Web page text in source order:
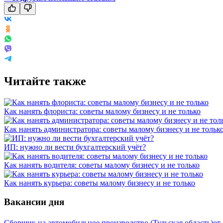
Читайте также
Как нанять флориста: советы малому бизнесу и не только
Как нанять администратора: советы малому бизнесу и не
ИП: нужно ли вести бухгалтерский учёт?
Как нанять водителя: советы малому бизнесу и не только
Как нанять курьера: советы малому бизнесу и не только
Вакансии дня